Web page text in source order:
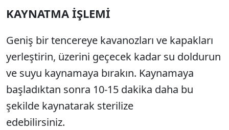
KAYNATMA İŞLEMİ
Geniş bir tencereye kavanozları ve kapakları
yerleştirin, üzerini geçecek kadar su doldurun
ve suyu kaynamaya bırakın. Kaynamaya
başladıktan sonra 10-15 dakika daha bu
şekilde kaynatarak sterilize
edebilirsiniz.